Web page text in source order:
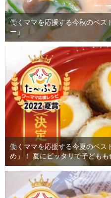
働くママを応援する今秋のベス
ー」
働くママを応援する今夏のベス
め」！ 夏にピッタリで子どもも